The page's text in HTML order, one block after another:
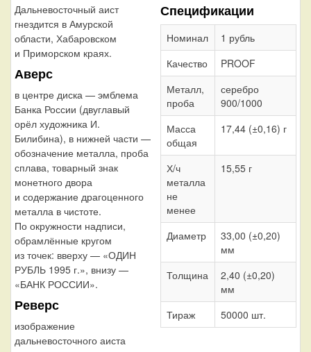
Дальневосточный аист
гнездится в Амурской
области, Хабаровском
и Приморском краях.
Аверс
в центре диска — эмблема
Банка России (двуглавый
орёл художника И.
Билибина), в нижней части —
обозначение металла, проба
сплава, товарный знак
монетного двора
и содержание драгоценного
металла в чистоте.
По окружности надписи,
обрамлённые кругом
из точек: вверху — «ОДИН
РУБЛЬ 1995 г.», внизу —
«БАНК РОССИИ».
Реверс
изображение
дальневосточного аиста
Спецификации
Номинал
1 рубль
Качество
PROOF
Металл,
проба
серебро
900/1000
Масса
общая
17,44 (±0,16) г
Х/ч
металла
не
менее
15,55 г
Диаметр
33,00 (±0,20)
мм
Толщина
2,40 (±0,20)
мм
Тираж
50000 шт.